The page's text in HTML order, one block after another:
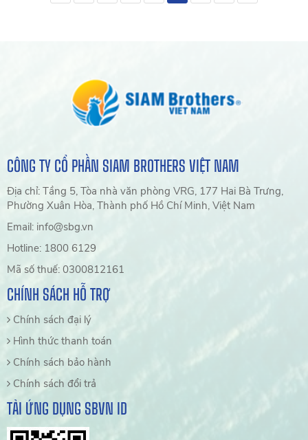
CÔNG TY CỔ PHẦN SIAM BROTHERS VIỆT NAM
Địa chỉ: Tầng 5, Tòa nhà văn phòng VRG, 177 Hai Bà Trưng,
Phường Xuân Hòa, Thành phố Hồ Chí Minh, Việt Nam
Email: info@sbg.vn
Hotline: 1800 6129
Mã số thuế: 0300812161
CHÍNH SÁCH HỖ TRỢ
Chính sách đại lý
Hình thức thanh toán
Chính sách bảo hành
Chính sách đổi trả
TẢI ỨNG DỤNG SBVN ID